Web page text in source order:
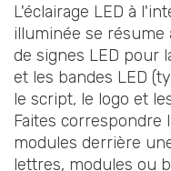
L'éclairage LED à
illuminée se résume
de signes LED pour
et les bandes LED
le script, le logo et
Faites
modules derrière
lettres, modules ou